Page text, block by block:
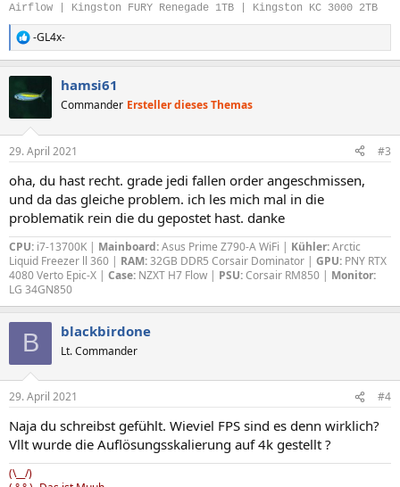
Airflow | Kingston FURY Renegade 1TB | Kingston KC 3000 2TB
R
e
t
e
:
-GL4x-
hamsi61
Commander Ersteller dieses Themas
29. April 2021 #3
oha, du hast recht. grade jedi fallen order angeschmissen,
und da das gleiche problem. ich les mich mal in die
problematik rein die du gepostet hast. danke
CPU: i7-13700K | Mainboard:Asus Prime Z790-A WiFi | Kühler:Arctic
Liquid Freezer ll 360 | RAM:32GB DDR5 Corsair Dominator | GPU: PNY RTX
4080 Verto Epic-X | Case: NZXT H7 Flow | PSU:Corsair RM850 | Monitor:
LG 34GN850
B blackbirdone
Lt. Commander
29. April 2021 #4
Naja du schreibst gefühlt. Wieviel FPS sind es denn wirklich?
Vllt wurde die Auflösungsskalierung auf 4k gestellt ?
(\__/)